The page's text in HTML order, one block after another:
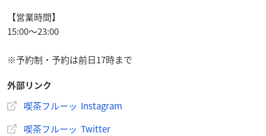
【営業時間】
15:00〜23:00
※予約制・予約は前日17時まで
外部リンク
喫茶フルーッ Instagram
喫茶フルーッ Twitter